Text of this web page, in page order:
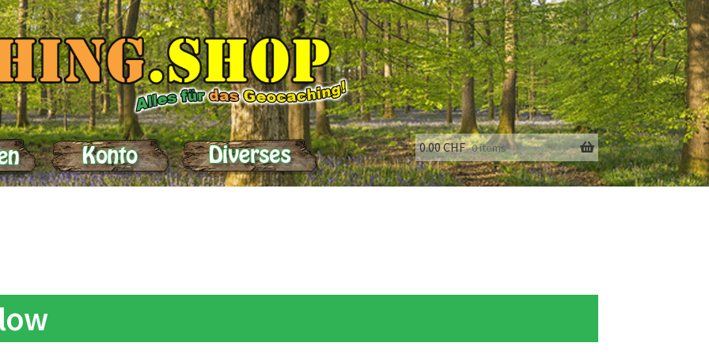
0.00CHF 0 items